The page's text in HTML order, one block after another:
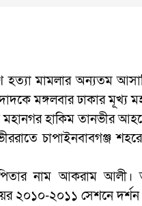
হত্যা মামলার অন্যতম
মঙ্গলবার ঢাকার মূখ্য
মহানগর হাকিম তানভীর
চাপাইনবাবগঞ্জ
নাম আকরাম আলী।
২০১০-২০১১ সেশনে